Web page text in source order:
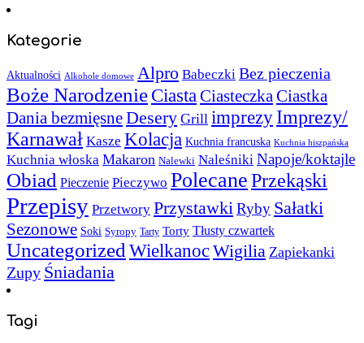
Kategorie
Aktualności Alkohole domowe Alpro Babeczki Bez pieczenia
Boże NarodzenieCiastaCiasteczkaCiastka
Dania bezmięsneDesery Grill imprezy Imprezy/
Karnawał Kasze Kolacja Kuchnia francuska Kuchnia hiszpańska
Kuchnia włoska Makaron Nalewki Naleśniki Napoje/koktajle
Obiad Pieczenie Pieczywo PolecanePrzekąski
Przepisy Przetwory PrzystawkiRyby Sałatki
Sezonowe Soki Syropy Tarty Torty Tłusty czwartek
UncategorizedWielkanocWigilia Zapiekanki
Zupy Śniadania
Tagi